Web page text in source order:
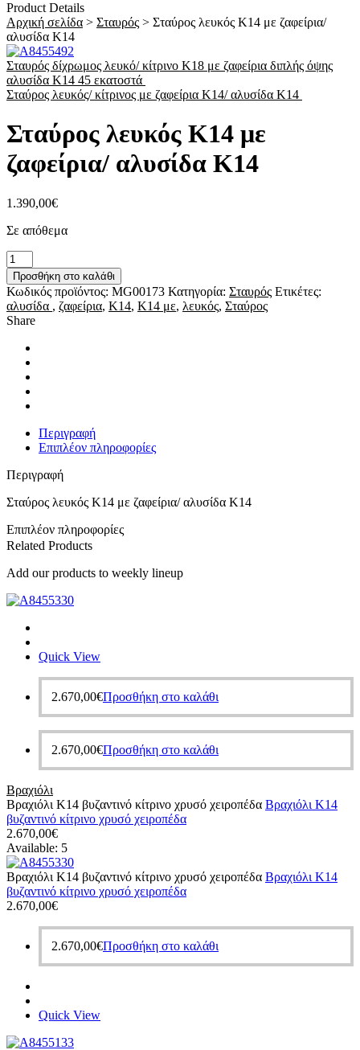
Product Details
Αρχική σελίδα > Σταυρός > Σταύρος λευκός Κ14 με ζαφείρια/
αλυσίδα Κ14
Σταυρός δίχρωμος λευκό/ κίτρινο Κ18 με ζαφείρια διπλής όψης
αλυσίδα Κ14 45 εκατοστά
Σταύρος λευκός/ κίτρινος με ζαφείρια Κ14/ αλυσίδα Κ14
Σταύρος λευκός Κ14 με
ζαφείρια/ αλυσίδα Κ14
1.390,00€
Σε απόθεμα
Σταύρος
λευκός
Κ14 με
ζαφείρια/
αλυσίδα
Κ14
ποσότητα
Προσθήκη στο καλάθι
Κωδικός προϊόντος: MG00173 Κατηγορία: Σταυρός Ετικέτες:
αλυσίδα , ζαφείρια, Κ14, Κ14 με, λευκός, Σταύρος
Share
Περιγραφή
Επιπλέον πληροφορίες
Περιγραφή
Σταύρος λευκός Κ14 με ζαφείρια/ αλυσίδα Κ14
Επιπλέον πληροφορίες
Related Products
Add our products to weekly lineup
Quick View
2.670,00€Προσθήκη στο καλάθι
2.670,00€Προσθήκη στο καλάθι
Βραχιόλι
Βραχιόλι Κ14 βυζαντινό κίτρινο χρυσό χειροπέδα Βραχιόλι Κ14
βυζαντινό κίτρινο χρυσό χειροπέδα
2.670,00€
Available: 5
Βραχιόλι Κ14 βυζαντινό κίτρινο χρυσό χειροπέδα Βραχιόλι Κ14
βυζαντινό κίτρινο χρυσό χειροπέδα
2.670,00€
2.670,00€Προσθήκη στο καλάθι
Quick View